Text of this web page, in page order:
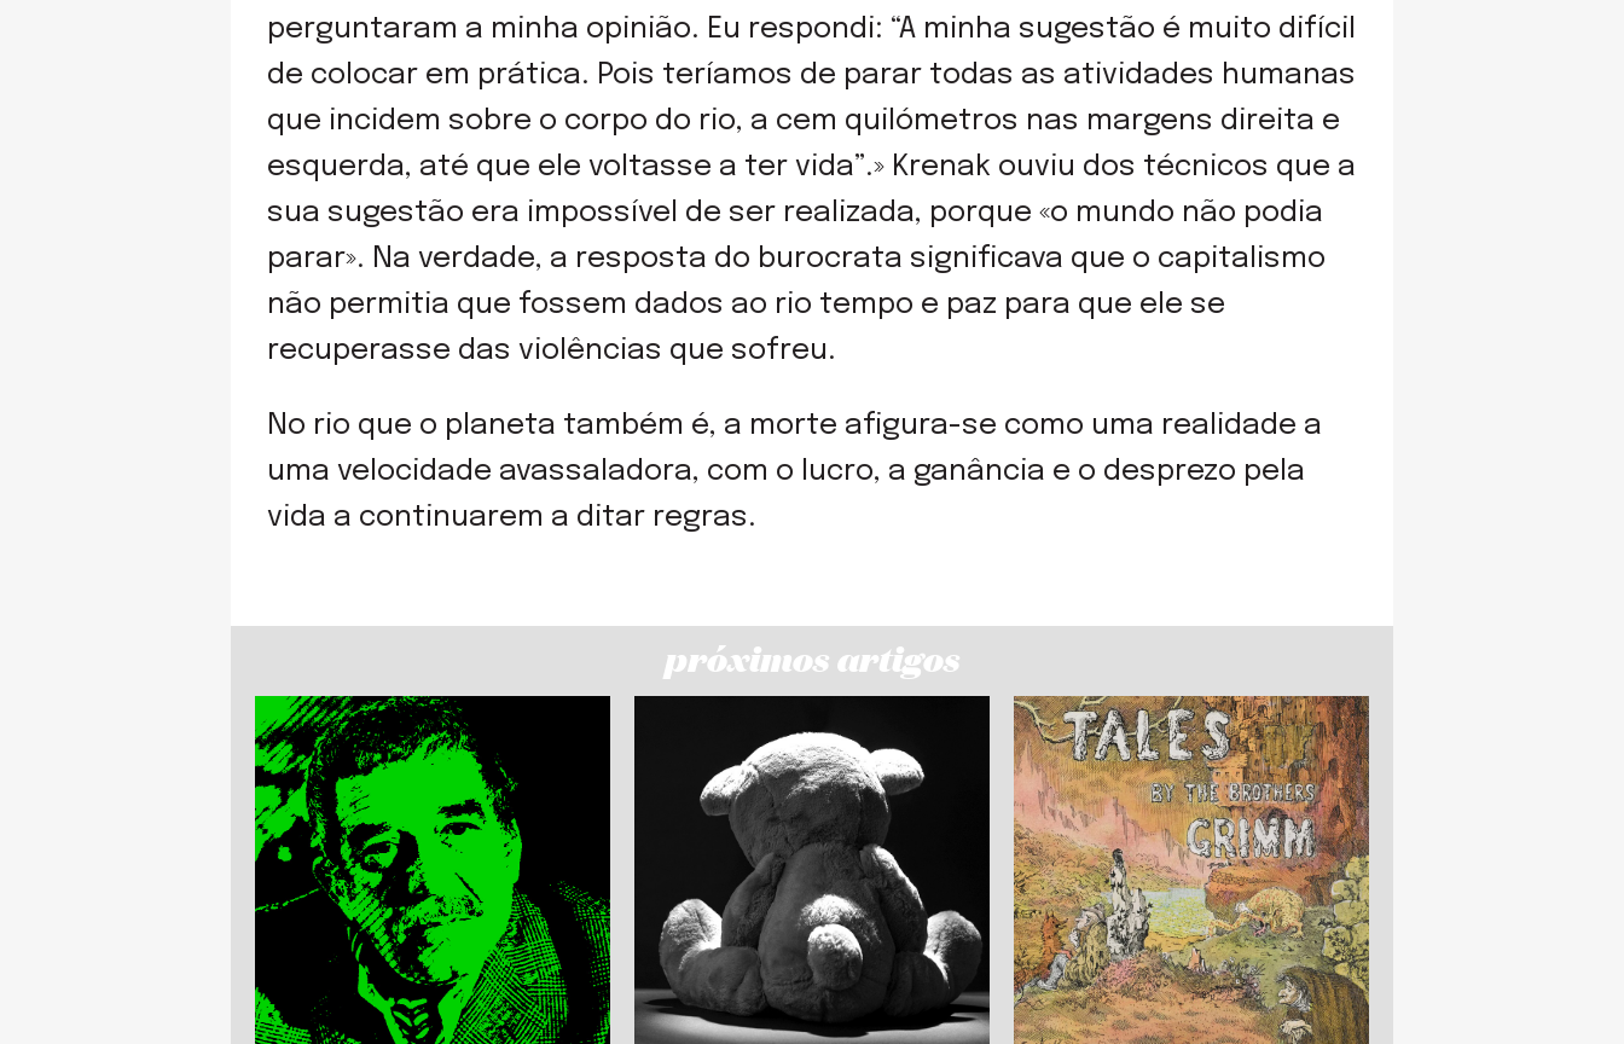
perguntaram a minha opinião. Eu respondi: “A minha sugestão é muito difícil
de colocar em prática. Pois teríamos de parar todas as atividades humanas
que incidem sobre o corpo do rio, a cem quilómetros nas margens direita e
esquerda, até que ele voltasse a ter vida”.» Krenak ouviu dos técnicos que a
sua sugestão era impossível de ser realizada, porque «o mundo não podia
parar». Na verdade, a resposta do burocrata significava que o capitalismo
não permitia que fossem dados ao rio tempo e paz para que ele se
recuperasse das violências que sofreu.
No rio que o planeta também é, a morte afigura-se como uma realidade a
uma velocidade avassaladora, com o lucro, a ganância e o desprezo pela
vida a continuarem a ditar regras.
próximos artigos